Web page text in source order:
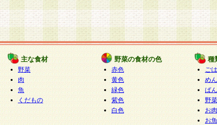
主な食材
野菜
肉
魚
くだもの
野菜の食材の色
赤色
黄色
緑色
紫色
白色
種
ご
めん
ぱん
野
お
お